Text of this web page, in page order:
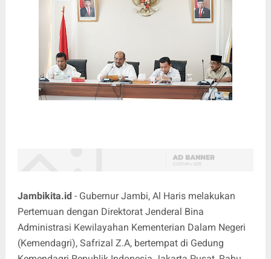
Jambikita.id- Gubernur Jambi, Al Haris melakukan
Pertemuan dengan Direktorat Jenderal Bina
Administrasi Kewilayahan Kementerian Dalam Negeri
(Kemendagri), Safrizal Z.A, bertempat di Gedung